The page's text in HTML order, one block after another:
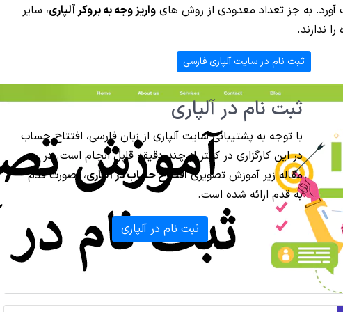
به جز تعداد معدودی از روش های واریز وجه به بروکر آلپاری، سایر
ندارند.
ثبت نام در سایت آلپاری فارسی
ثبت نام در آلپاری
با توجه به پشتیبانی سایت آلپاری از زبان فارسی، افتتاح حساب
در این کارگزاری در کمتر از چند دقیقه قابل انجام است. در
مقاله زیر آموزش تصویریافتتاح حساب در آلپاری، بصورت قدم
به قدم ارائه شده است.
ثبت نام در آلپاری